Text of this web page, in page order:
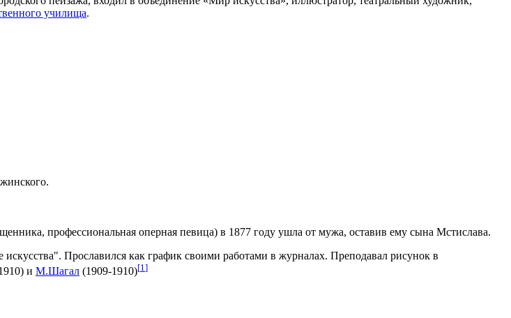
училища.
профессиональная оперная певица) в 1877 году ушла от мужа, оставив ему сына Мстислава.
Прославился как график своими работами в журналах. Преподавал рисунок в
и М.Шагал (1909-1910)[1 ]